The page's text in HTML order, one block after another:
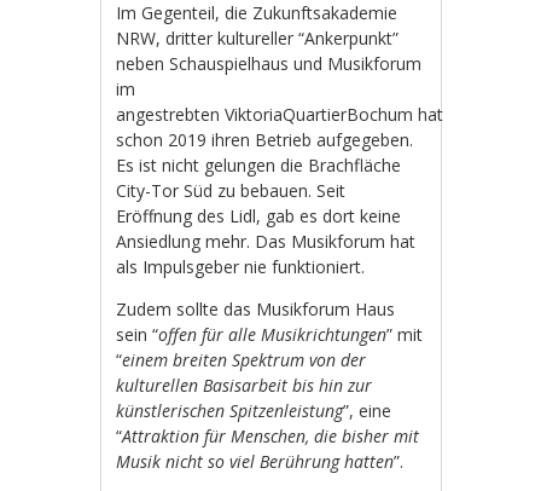
Im Gegenteil, die Zukunftsakademie
NRW, dritter kultureller “Ankerpunkt”
neben Schauspielhaus und Musikforum
im
angestrebten ViktoriaQuartierBochum hat
schon 2019 ihren Betrieb aufgegeben.
Es ist nicht gelungen die Brachfläche
City-Tor Süd zu bebauen. Seit
Eröffnung des Lidl, gab es dort keine
Ansiedlung mehr. Das Musikforum hat
als Impulsgeber nie funktioniert.
Zudem sollte das Musikforum Haus
sein “offen für alle Musikrichtungen” mit
“einem breiten Spektrum von der
kulturellen Basisarbeit bis hin zur
künstlerischen Spitzenleistung”, eine
“Attraktion für Menschen, die bisher mit
Musik nicht so viel Berührung hatten”.